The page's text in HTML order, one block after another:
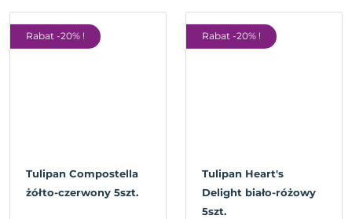
Rabat -20% !
Tulipan Compostella
żółto-czerwony 5szt.
Rabat -20% !
Tulipan Heart's
Delight biało-różowy
5szt.